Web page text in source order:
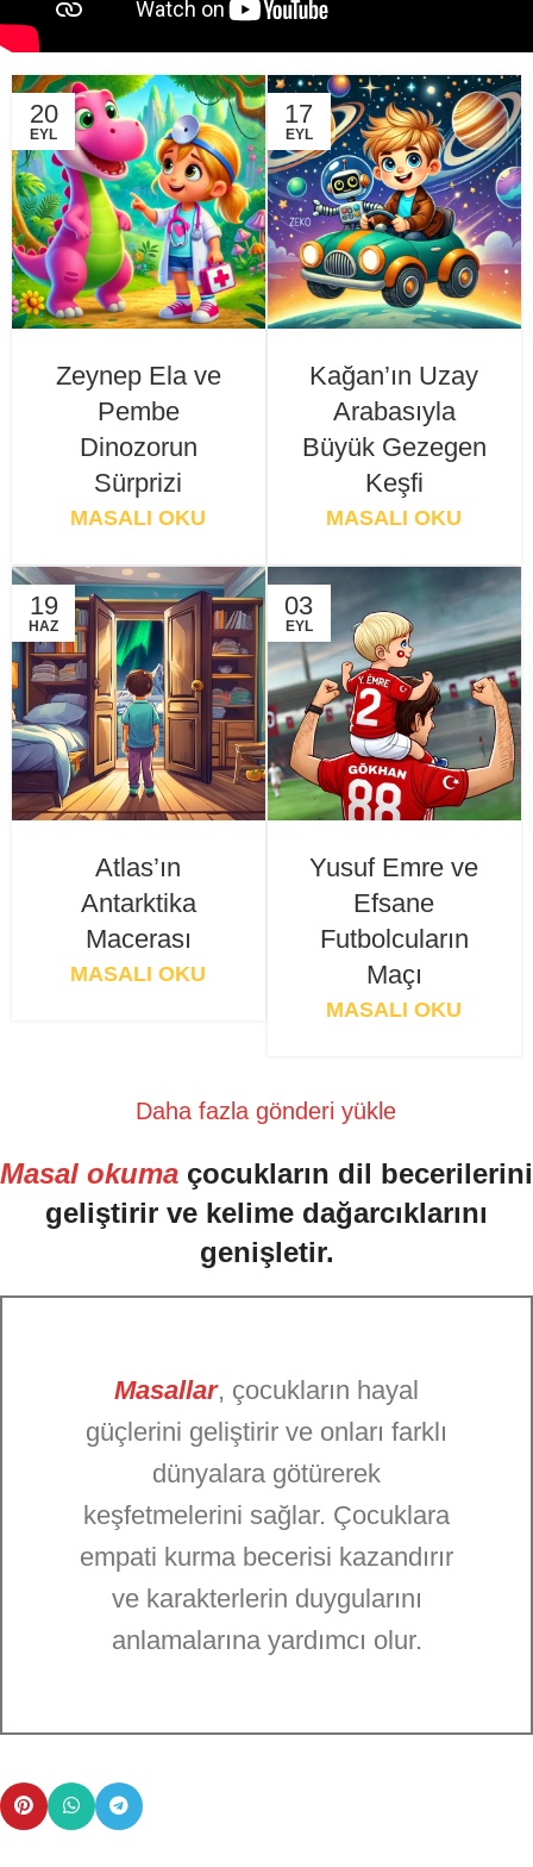
20
EYL
Zeynep Ela ve
Pembe
Dinozorun
Sürprizi
MASALI OKU
17
EYL
Kağan’ın Uzay
Arabasıyla
Büyük Gezegen
Keşfi
MASALI OKU
19
HAZ
Atlas’ın
Antarktika
Macerası
MASALI OKU
03
EYL
Yusuf Emre ve
Efsane
Futbolcuların
Maçı
MASALI OKU
Daha fazla gönderi yükle
Masal okuma çocukların dil becerilerini
geliştirir ve kelime dağarcıklarını
genişletir.
Masallar, çocukların hayal
güçlerini geliştirir ve onları farklı
dünyalara götürerek
keşfetmelerini sağlar. Çocuklara
empati kurma becerisi kazandırır
ve karakterlerin duygularını
anlamalarına yardımcı olur.